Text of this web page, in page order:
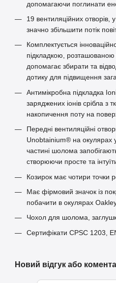
допомагаючи поглинати
19 вентиляційних отворів,
значно збільшити потік
Комплектується
підкладкою,
допомагає збирати та
дотику для підвищення
Антимікробна підкладка
заряджених іонів срібла з
накопичення поту на
Передні вентиляційні
Unobtainium® на окулярах
частині шолома
створюючи просте та
Козирок має чотири точки
Має фірмовий значок із
побачити в окулярах
Чохол для шолома,
Сертифікати CPSC 1203,
Новий відгук або